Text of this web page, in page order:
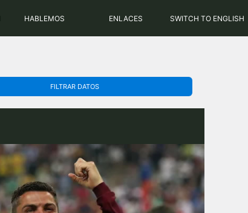
HABLEMOS ENLACES SWITCH TO ENGLISH
FILTRAR DATOS